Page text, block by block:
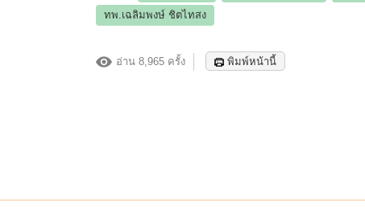
ทพ.เฉลิมพงษ์ ชิตไทสง
อ่าน 8,965 ครั้ง พิมพ์หน้านี้